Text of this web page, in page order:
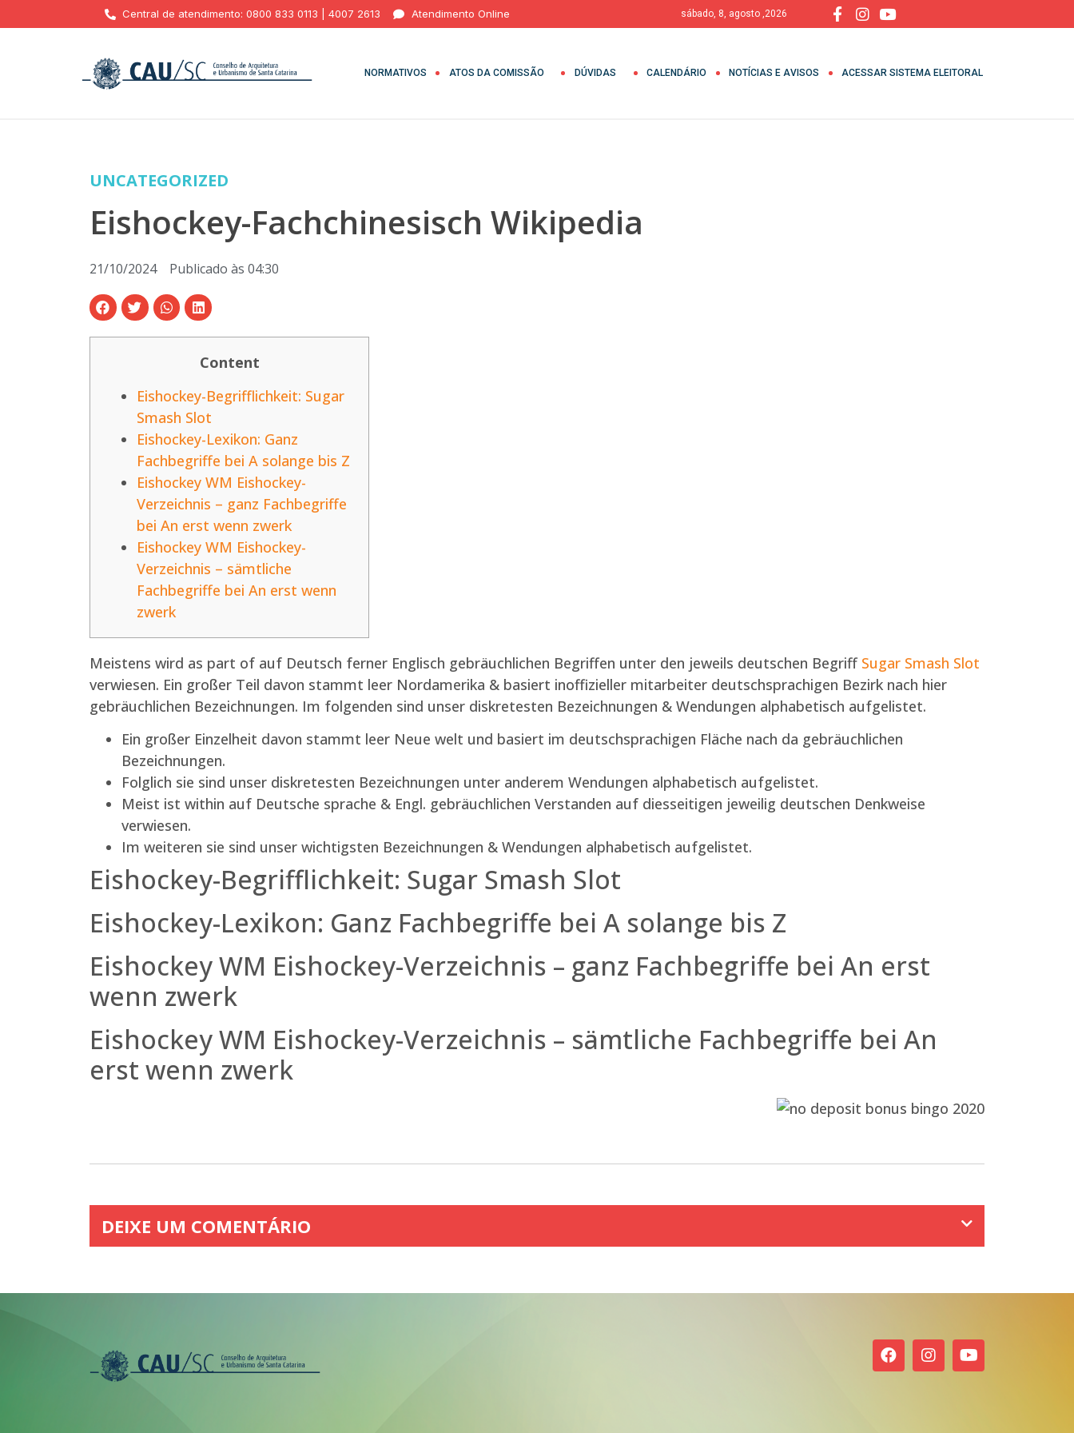
Central de atendimento: 0800 833 0113 | 4007 2613 Atendimento Online sábado, 8, agosto ,2026
NORMATIVOS ATOS DA COMISSÃO DÚVIDAS CALENDÁRIO NOTÍCIAS E AVISOS ACESSAR SISTEMA ELEITORAL
UNCATEGORIZED
Eishockey-Fachchinesisch Wikipedia
21/10/2024 Publicado às 04:30
Content
Eishockey-Begrifflichkeit: Sugar
Smash Slot
Eishockey-Lexikon: Ganz
Fachbegriffe bei A solange bis Z
Eishockey WM Eishockey-
Verzeichnis – ganz Fachbegriffe
bei An erst wenn zwerk
Eishockey WM Eishockey-
Verzeichnis – sämtliche
Fachbegriffe bei An erst wenn
zwerk
Meistens wird as part of auf Deutsch ferner Englisch gebräuchlichen Begriffen unter den jeweils deutschen Begriff Sugar Smash Slot
verwiesen. Ein großer Teil davon stammt leer Nordamerika & basiert inoffizieller mitarbeiter deutschsprachigen Bezirk nach hier
gebräuchlichen Bezeichnungen. Im folgenden sind unser diskretesten Bezeichnungen & Wendungen alphabetisch aufgelistet.
Ein großer Einzelheit davon stammt leer Neue welt und basiert im deutschsprachigen Fläche nach da gebräuchlichen
Bezeichnungen.
Folglich sie sind unser diskretesten Bezeichnungen unter anderem Wendungen alphabetisch aufgelistet.
Meist ist within auf Deutsche sprache & Engl. gebräuchlichen Verstanden auf diesseitigen jeweilig deutschen Denkweise
verwiesen.
Im weiteren sie sind unser wichtigsten Bezeichnungen & Wendungen alphabetisch aufgelistet.
Eishockey-Begrifflichkeit: Sugar Smash Slot
Eishockey-Lexikon: Ganz Fachbegriffe bei A solange bis Z
Eishockey WM Eishockey-Verzeichnis – ganz Fachbegriffe bei An erst
wenn zwerk
Eishockey WM Eishockey-Verzeichnis – sämtliche Fachbegriffe bei An
erst wenn zwerk
DEIXE UM COMENTÁRIO